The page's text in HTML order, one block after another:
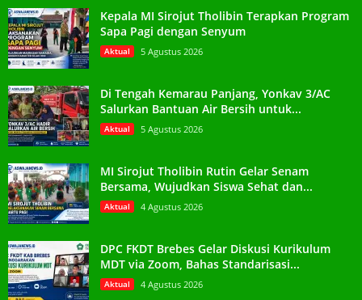
Kepala MI Sirojut Tholibin Terapkan Program
Sapa Pagi dengan Senyum
Aktual 5 Agustus 2026
Di Tengah Kemarau Panjang, Yonkav 3/AC
Salurkan Bantuan Air Bersih untuk...
Aktual 5 Agustus 2026
MI Sirojut Tholibin Rutin Gelar Senam
Bersama, Wujudkan Siswa Sehat dan...
Aktual 4 Agustus 2026
DPC FKDT Brebes Gelar Diskusi Kurikulum
MDT via Zoom, Bahas Standarisasi...
Aktual 4 Agustus 2026